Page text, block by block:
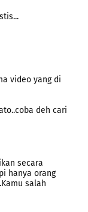
video yang di
deh cari
secara
hanya orang
salah